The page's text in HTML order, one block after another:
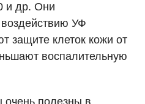
и др. Они
УФ
защите клеток кожи от
воспалительную
очень полезны в